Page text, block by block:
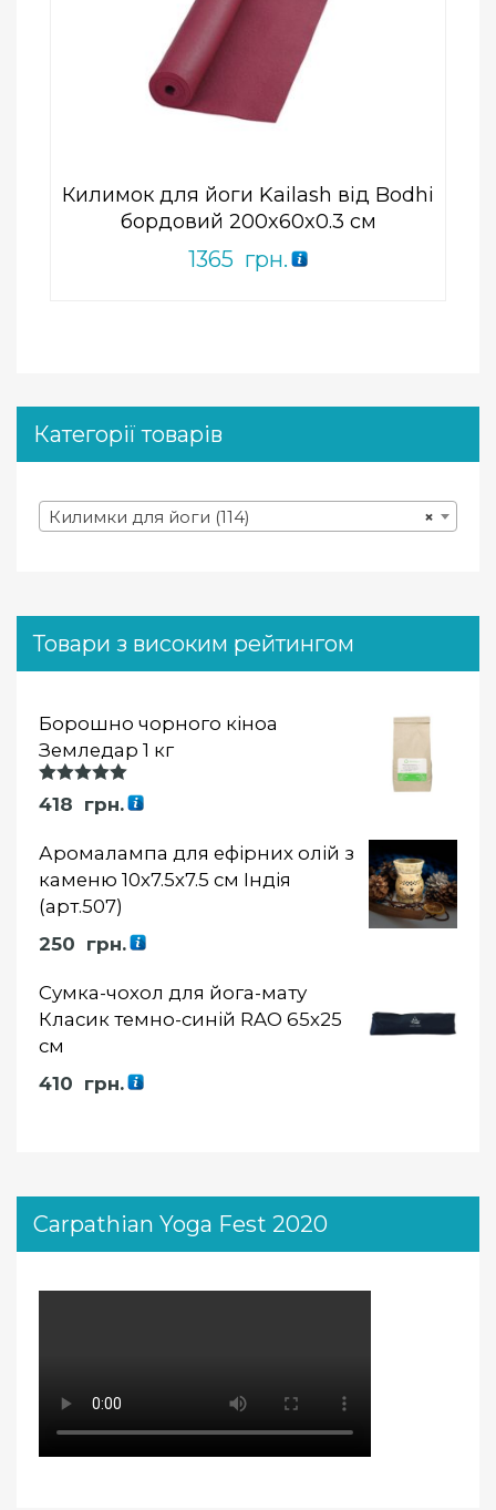
Килимок для йоги Kailash від Bodhi
бордовий 200x60x0.3 см
1365 грн.
ПРИДБАТИ
Add to Wishlist
Категорії товарів
×
Килимки для йоги (114)
Товари з високим рейтингом
Борошно чорного кіноа
Земледар 1 кг
Оцінка
5.00із 5
418 грн.
Аромалампа для ефірних олій з
каменю 10х7.5х7.5 см Індія
(арт.507)
250 грн.
Сумка-чохол для йога-мату
Класик темно-синій RAO 65х25
см
410 грн.
Carpathian Yoga Fest 2020